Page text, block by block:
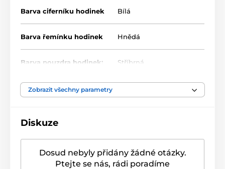
Barva ciferníku hodinek Bílá
Barva řemínku hodinek Hnědá
Barva pouzdra hodinek: Stříbrná
Materiál řemínku
Zobrazit všechny parametry
Diskuze
Dosud nebyly přidány žádné otázky.
Ptejte se nás, rádi poradíme